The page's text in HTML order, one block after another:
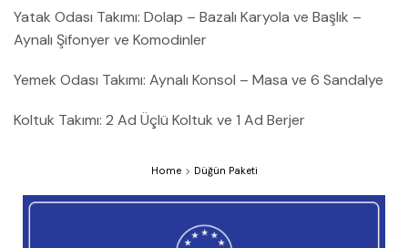
Yatak Odası Takımı: Dolap – Bazalı Karyola ve Başlık –
Aynalı Şifonyer ve Komodinler
Yemek Odası Takımı: Aynalı Konsol – Masa ve 6 Sandalye
Koltuk Takımı: 2 Ad Üçlü Koltuk ve 1 Ad Berjer
Home Düğün Paketi